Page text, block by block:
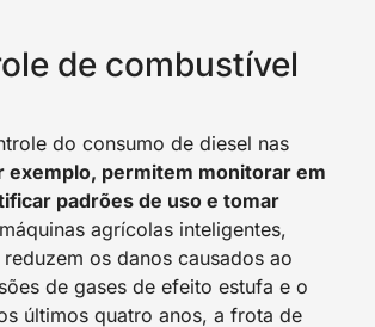
de combustível
do consumo de diesel nas
exemplo, permitem monitorar em
padrões de uso e tomar
agrícolas inteligentes,
os danos causados ao
de gases de efeito estufa e o
últimos quatro anos, a frota de